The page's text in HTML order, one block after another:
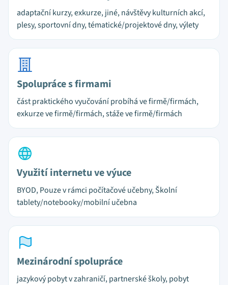
adaptační kurzy, exkurze, jiné, návštěvy kulturních akcí,
plesy, sportovní dny, tématické/projektové dny, výlety
Spolupráce s firmami
část praktického vyučování probíhá ve firmě/firmách,
exkurze ve firmě/firmách, stáže ve firmě/firmách
Využití internetu ve výuce
BYOD, Pouze v rámci počítačové učebny, Školní
tablety/notebooky/mobilní učebna
Mezinárodní spolupráce
jazykový pobyt v zahraničí, partnerské školy, pobyt